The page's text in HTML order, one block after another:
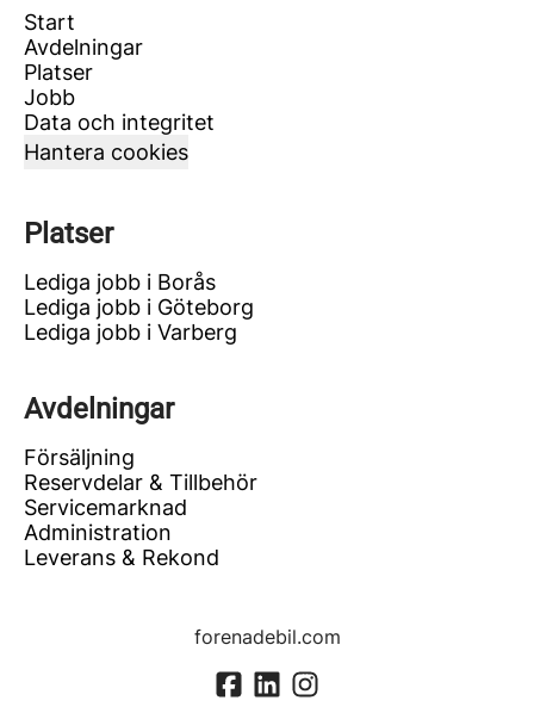
Start
Avdelningar
Platser
Jobb
Data och integritet
Hantera cookies
Platser
Lediga jobb i Borås
Lediga jobb i Göteborg
Lediga jobb i Varberg
Avdelningar
Försäljning
Reservdelar & Tillbehör
Servicemarknad
Administration
Leverans & Rekond
forenadebil.com